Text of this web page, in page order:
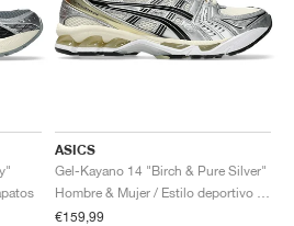
ASICS
Gel-Kayano 14 "Birch & Pure Silver"
€159,99